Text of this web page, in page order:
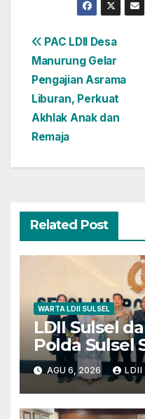
Navigasi
pos
PAC LDII Desa
Manurung Gelar
Pengajian Asrama
Liburan, Perkuat
Akhlak Anak dan
Remaja
Related Post
WARTA LDII SULSEL
LDII Sulsel
Polda Sulsel
Bakti Sosial
ke-81
AGU 6, 2026 LDII